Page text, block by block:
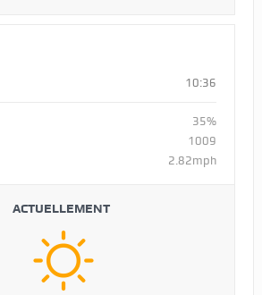
10:36
35%
1009
2.82mph
ACTUELLEMENT